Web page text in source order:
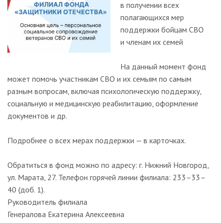
в получении всех
полагающихся мер
поддержки бойцам СВО
и членам их семей
На данный момент фонд
может помочь участникам СВО и их семьям по самым
разным вопросам, включая психологическую поддержку,
социальную и медицинскую реабилитацию, оформление
документов и др.
Подробнее о всех мерах поддержки — в карточках.
Обратиться в фонд можно по адресу: г. Нижний Новгород,
ул. Марата, 27. Телефон горячей линии филиала: 233–33–
40 (доб. 1).
Руководитель филиала
Генералова Екатерина Алексеевна